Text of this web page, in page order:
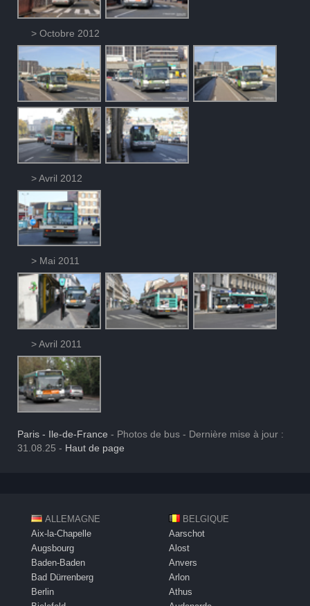
> Octobre 2012
> Avril 2012
> Mai 2011
> Avril 2011
Paris - Ile-de-France - Photos de bus - Dernière mise à jour :
31.08.25 - Haut de page
ALLEMAGNE
Aix-la-Chapelle
Augsbourg
Baden-Baden
Bad Dürrenberg
Berlin
BELGIQUE
Aarschot
Alost
Anvers
Arlon
Athus